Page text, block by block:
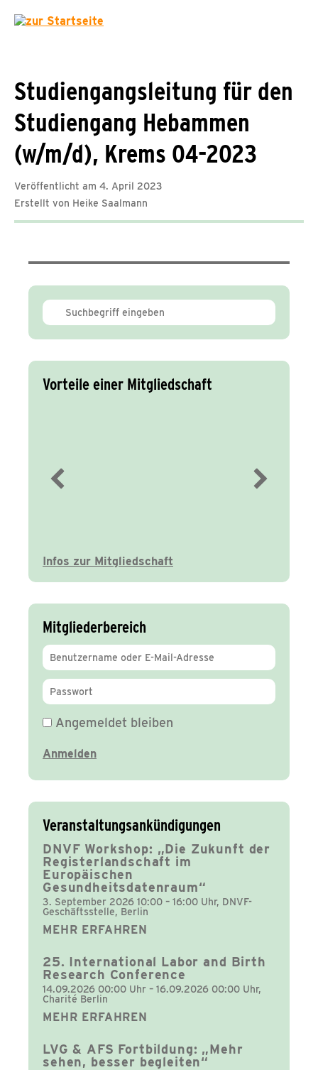
Studiengangsleitung für den
Studiengang Hebammen
(w/m/d), Krems 04-2023
Veröffentlicht am 4. April 2023
Erstellt von Heike Saalmann
Vorteile einer Mitgliedschaft
Infos zur Mitgliedschaft
Mitgliederbereich
Angemeldet bleiben
Veranstaltungsankündigungen
DNVF Workshop: „Die Zukunft der
Registerlandschaft im
Europäischen
Gesundheitsdatenraum“
3. September 2026 10:00 – 16:00 Uhr, DNVF-
Geschäftsstelle, Berlin
MEHR ERFAHREN
25. International Labor and Birth
Research Conference
14.09.2026 00:00 Uhr – 16.09.2026 00:00 Uhr,
Charité Berlin
MEHR ERFAHREN
LVG & AFS Fortbildung: „Mehr
sehen, besser begleiten“